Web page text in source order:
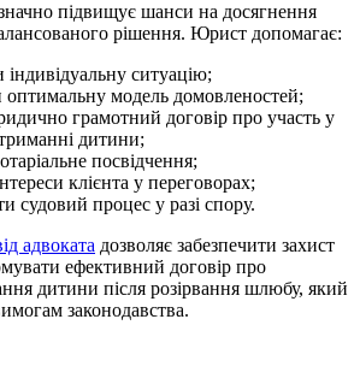
підвищує шанси на досягнення
рішення. Юрист допомагає:
індивідуальну ситуацію;
оптимальну модель домовленостей;
грамотний договір про участь у
дитини;
посвідчення;
клієнта у переговорах;
судовий процес у разі спору.
адвоката дозволяє забезпечити захист
ефективний договір про
дитини після розірвання шлюбу, який
законодавства.